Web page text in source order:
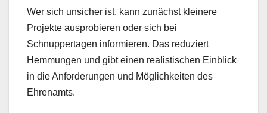
Wer sich unsicher ist, kann zunächst kleinere
Projekte ausprobieren oder sich bei
Schnuppertagen informieren. Das reduziert
Hemmungen und gibt einen realistischen Einblick
in die Anforderungen und Möglichkeiten des
Ehrenamts.